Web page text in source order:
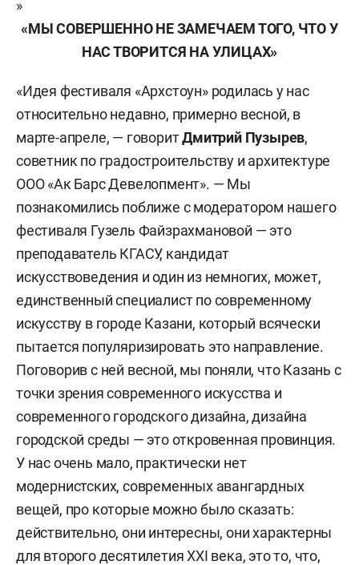
»
«МЫ СОВЕРШЕННО НЕ ЗАМЕЧАЕМ ТОГО, ЧТО У
НАС ТВОРИТСЯ НА УЛИЦАХ»
«Идея фестиваля «Архстоун» родилась у нас
относительно недавно, примерно весной, в
марте-апреле, — говоритДмитрий Пузырев,
советник по градостроительству и архитектуре
ООО «Ак Барс Девелопмент». — Мы
познакомились поближе с модератором нашего
фестиваля Гузель Файзрахмановой — это
преподаватель КГАСУ, кандидат
искусствоведения и один из немногих, может,
единственный специалист по современному
искусству в городе Казани, который всячески
пытается популяризировать это направление.
Поговорив с ней весной, мы поняли, что Казань с
точки зрения современного искусства и
современного городского дизайна, дизайна
городской среды — это откровенная провинция.
У нас очень мало, практически нет
модернистских, современных авангардных
вещей, про которые можно было сказать:
действительно, они интересны, они характерны
для второго десятилетия XXI века, это то, что,